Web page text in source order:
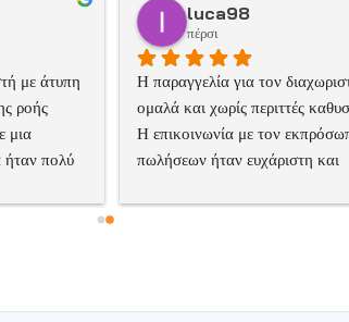
με άτυπη
ροής
μια
ήταν πολύ
luca98
πέρσι
Η παραγγελία για τον
ομαλά και χωρίς περιττές
Η επικοινωνία με τον
πωλήσεων ήταν ευχάριστη και
προσαρμόσουμε τη συσκευή σε
αλλά χρειάστηκαν λιγότερο